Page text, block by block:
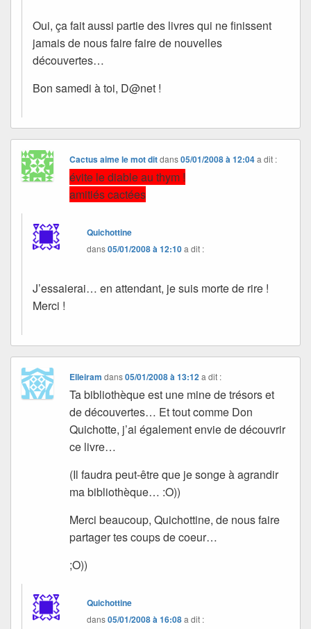
Oui, ça fait aussi partie des livres qui ne finissent
jamais de nous faire faire de nouvelles
découvertes…
Bon samedi à toi, D@net !
Cactus aime le mot ditdans05/01/2008 à 12:04 a dit :
évite le diable au thym !
amitiés cactées
Quichottine
dans05/01/2008 à 12:10a dit :
J’essaierai… en attendant, je suis morte de rire !
Merci !
Elleiram dans05/01/2008 à 13:12 a dit :
Ta bibliothèque est une mine de trésors et
de découvertes… Et tout comme Don
Quichotte, j’ai également envie de découvrir
ce livre…
(Il faudra peut-être que je songe à agrandir
ma bibliothèque… :O))
Merci beaucoup, Quichottine, de nous faire
partager tes coups de coeur…
;O))
Quichottine
dans05/01/2008 à 16:08a dit :